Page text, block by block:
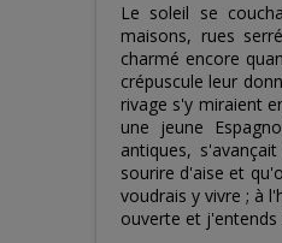
Le soleil se
maisons, rues
charmé encore
crépuscule leur
rivage s'y miraient
une jeune
antiques,
sourire d'aise et
voudrais y vivre ; à
ouverte et